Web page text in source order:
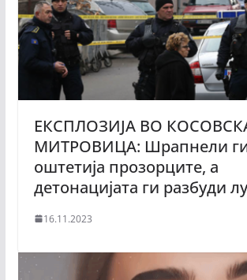
ЕКСПЛОЗИЈА ВО
МИТРОВИЦА: Шрапнели
оштетија прозорците, а
детонацијата ги разбуди
16.11.2023